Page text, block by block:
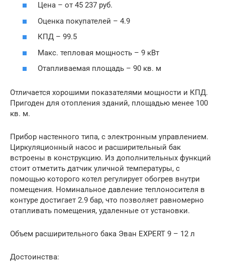
Цена – от 45 237 руб.
Оценка покупателей – 4.9
КПД – 99.5
Макс. тепловая мощность – 9 кВт
Отапливаемая площадь – 90 кв. м
Отличается хорошими показателями мощности и КПД.
Пригоден для отопления зданий, площадью менее 100
кв. м.
Прибор настенного типа, с электронным управлением.
Циркуляционный насос и расширительный бак
встроены в конструкцию. Из дополнительных функций
стоит отметить датчик уличной температуры, с
помощью которого котел регулирует обогрев внутри
помещения. Номинальное давление теплоносителя в
контуре достигает 2.9 бар, что позволяет равномерно
отапливать помещения, удаленные от установки.
Объем расширительного бака Эван EXPERT 9 – 12 л
Достоинства: